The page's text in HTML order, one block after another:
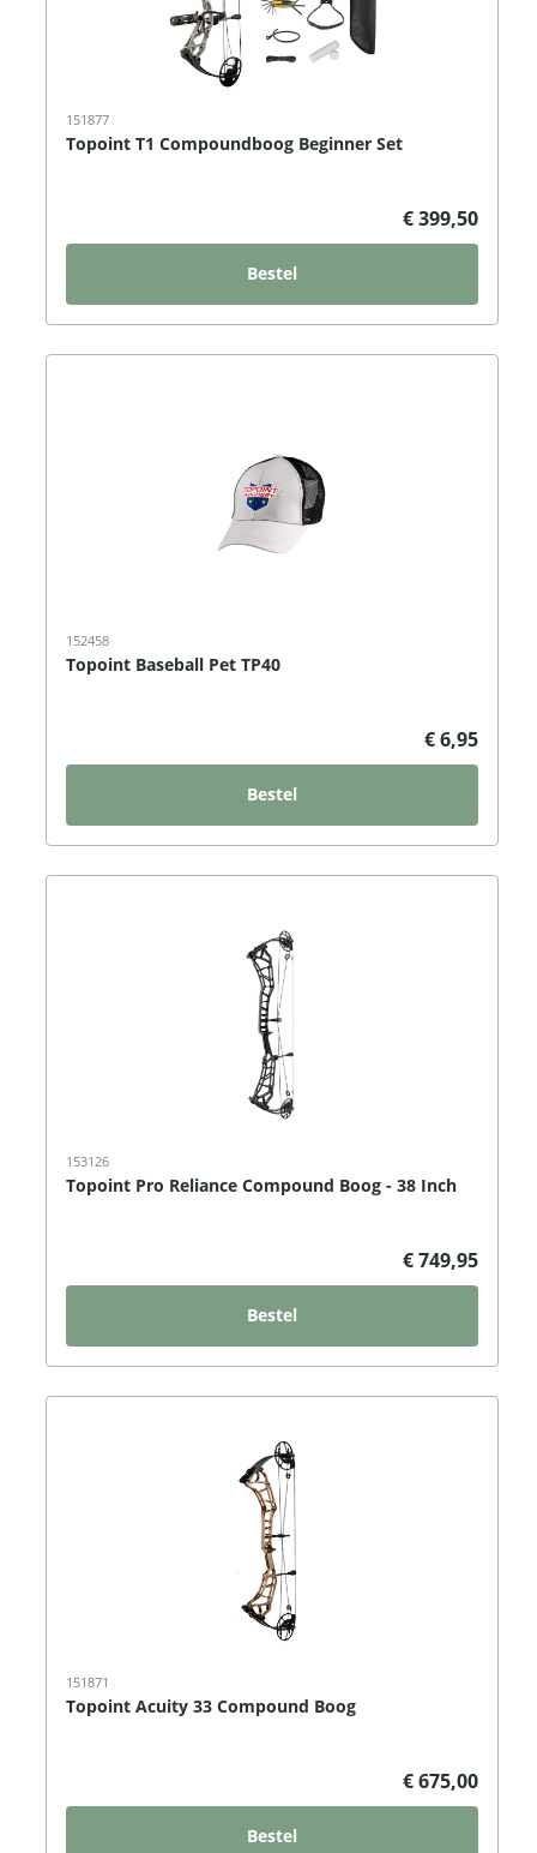
151877
Topoint T1 Compoundboog Beginner Set
€ 399,50
Bestel
152458
Topoint Baseball Pet TP40
€ 6,95
Bestel
153126
Topoint Pro Reliance Compound Boog - 38 Inch
€ 749,95
Bestel
151871
Topoint Acuity 33 Compound Boog
€ 675,00
Bestel